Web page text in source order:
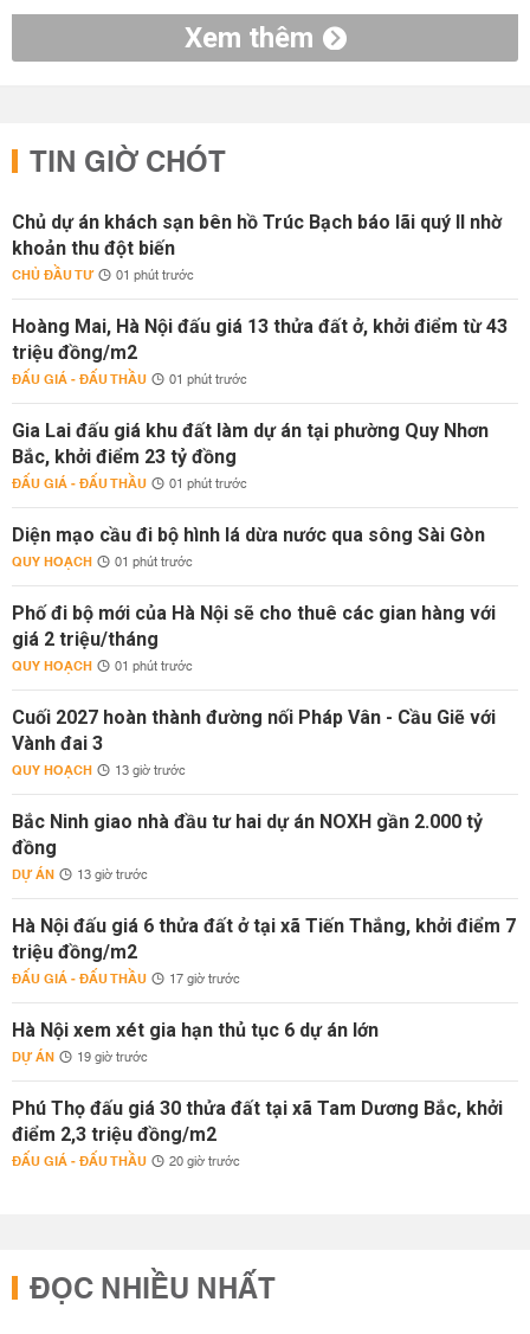
Xem thêm
TIN GIỜ CHÓT
Chủ dự án khách sạn bên hồ Trúc Bạch báo lãi quý II nhờ
khoản thu đột biến
CHỦ ĐẦU TƯ 01 phút trước
Hoàng Mai, Hà Nội đấu giá 13 thửa đất ở, khởi điểm từ 43
triệu đồng/m2
ĐẤU GIÁ - ĐẤU THẦU 01 phút trước
Gia Lai đấu giá khu đất làm dự án tại phường Quy Nhơn
Bắc, khởi điểm 23 tỷ đồng
ĐẤU GIÁ - ĐẤU THẦU 01 phút trước
Diện mạo cầu đi bộ hình lá dừa nước qua sông Sài Gòn
QUY HOẠCH 01 phút trước
Phố đi bộ mới của Hà Nội sẽ cho thuê các gian hàng với
giá 2 triệu/tháng
QUY HOẠCH 01 phút trước
Cuối 2027 hoàn thành đường nối Pháp Vân - Cầu Giẽ với
Vành đai 3
QUY HOẠCH 13 giờ trước
Bắc Ninh giao nhà đầu tư hai dự án NOXH gần 2.000 tỷ
đồng
DỰ ÁN 13 giờ trước
Hà Nội đấu giá 6 thửa đất ở tại xã Tiến Thắng, khởi điểm 7
triệu đồng/m2
ĐẤU GIÁ - ĐẤU THẦU 17 giờ trước
Hà Nội xem xét gia hạn thủ tục 6 dự án lớn
DỰ ÁN 19 giờ trước
Phú Thọ đấu giá 30 thửa đất tại xã Tam Dương Bắc, khởi
điểm 2,3 triệu đồng/m2
ĐẤU GIÁ - ĐẤU THẦU 20 giờ trước
ĐỌC NHIỀU NHẤT